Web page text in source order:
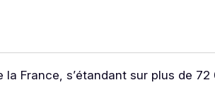
France, s’étandant sur plus de